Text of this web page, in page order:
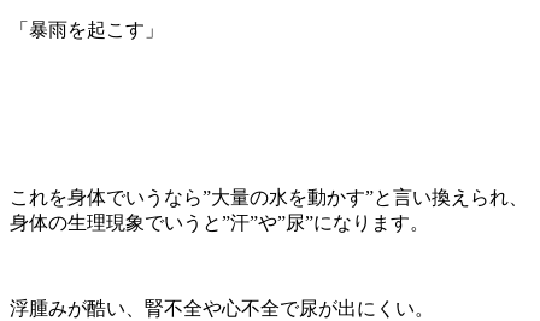
「暴雨を起こす」
これを身体でいうなら”大量の水を動かす”と言い換えられ、
身体の生理現象でいうと”汗”や”尿”になります。
浮腫みが酷い、腎不全や心不全で尿が出にくい。